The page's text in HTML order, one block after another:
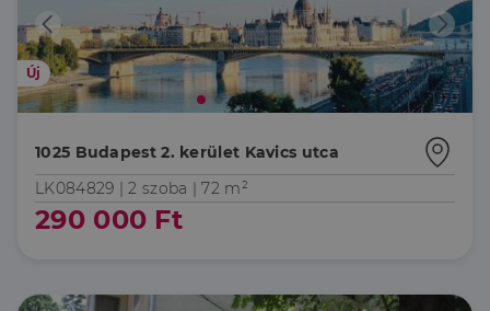
Új
1025 Budapest 2. kerület Kavics utca
LK084829 |2 szoba | 72 m²
290 000 Ft